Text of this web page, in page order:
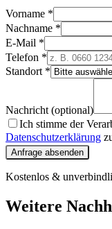
Vorname *
Nachname *
E-Mail *
Telefon *
Standort *
Nachricht (optional)
Ich stimme der
Datenschutzerklärung
Anfrage absenden
Kostenlos &
Weitere